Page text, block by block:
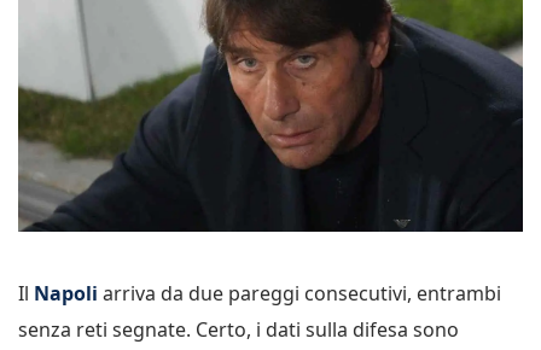
Il Napoli arriva da due pareggi consecutivi, entrambi
senza reti segnate. Certo, i dati sulla difesa sono